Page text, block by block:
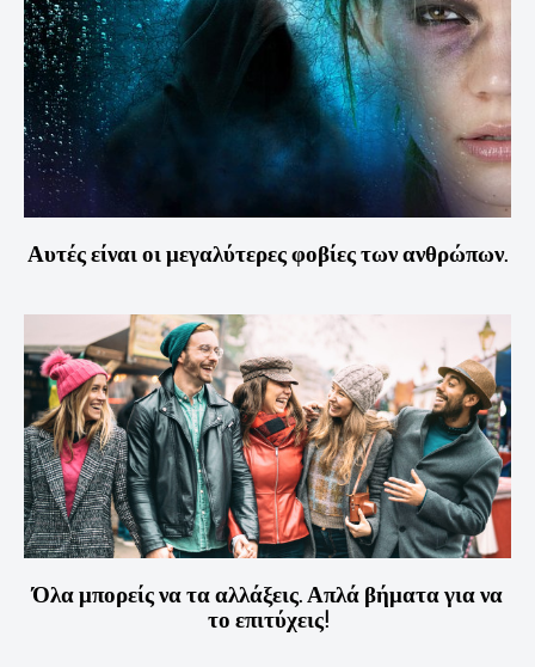
Αυτές είναι οι μεγαλύτερες φοβίες των ανθρώπων.
Όλα μπορείς να τα αλλάξεις. Απλά βήματα για να
το επιτύχεις!